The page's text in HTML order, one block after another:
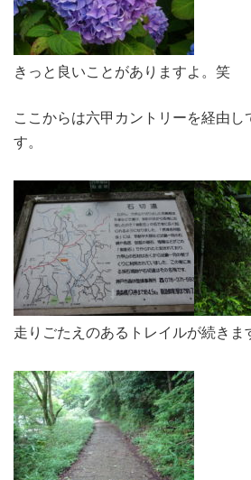
きっと良いことがありますよ。笑
ここからは六甲カントリーを経由
す。
走りごたえのあるトレイルが続きま